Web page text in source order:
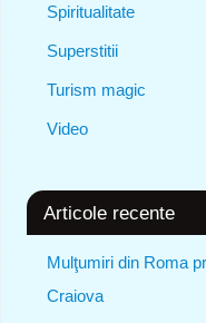
Spiritualitate
Superstitii
Turism magic
Video
Articole recente
Mulţumiri din Roma
Craiova